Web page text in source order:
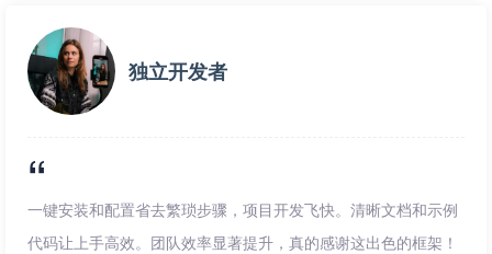
独立开发者
一键安装和配置省去繁琐步骤，项目开发飞快。清晰文档和示例
代码让上手高效。团队效率显著提升，真的感谢这出色的框架！